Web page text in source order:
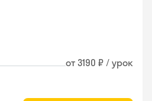
от 3190 ₽ / урок